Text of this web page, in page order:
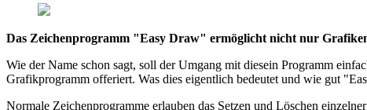
Das Zeichenprogramm "Easy Draw" ermöglicht nicht nur
Wie der Name schon sagt, soll der Umgang mit diesein Programm
Grafikprogramm offeriert. Was dies eigentlich bedeutet und wie gut
Normale Zeichenprogramme erlauben das Setzen und Löschen